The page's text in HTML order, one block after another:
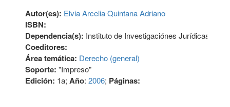
Autor(es): Elvia Arcelia Quintana Adriano
ISBN:
Dependencia(s): Instituto de Investigaciónes Jurídicas
Coeditores:
Área temática: Derecho (general)
Soporte: "Impreso"
Edición: 1a; Año:2006; Páginas: